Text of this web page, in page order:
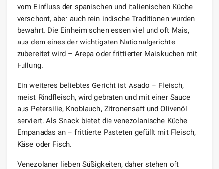
vom Einfluss der spanischen und italienischen Küche
verschont, aber auch rein indische Traditionen wurden
bewahrt. Die Einheimischen essen viel und oft Mais,
aus dem eines der wichtigsten Nationalgerichte
zubereitet wird – Arepa oder frittierter Maiskuchen mit
Füllung.
Ein weiteres beliebtes Gericht ist Asado – Fleisch,
meist Rindfleisch, wird gebraten und mit einer Sauce
aus Petersilie, Knoblauch, Zitronensaft und Olivenöl
serviert. Als Snack bietet die venezolanische Küche
Empanadas an – frittierte Pasteten gefüllt mit Fleisch,
Käse oder Fisch.
Venezolaner lieben Süßigkeiten, daher stehen oft